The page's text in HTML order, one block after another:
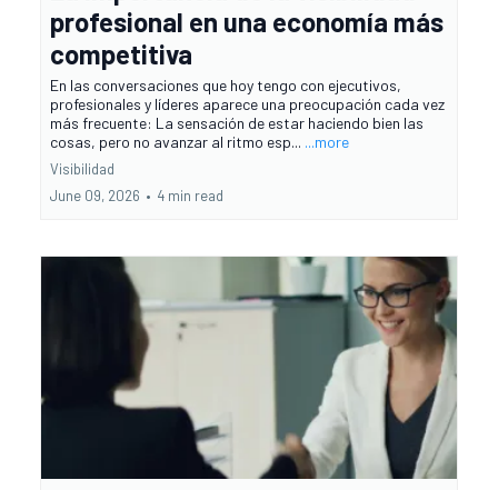
profesional en una economía más
competitiva
En las conversaciones que hoy tengo con ejecutivos,
profesionales y líderes aparece una preocupación cada vez
más frecuente: La sensación de estar haciendo bien las
cosas, pero no avanzar al ritmo esp... ...more
Visibilidad
June 09, 2026 • 4 min read